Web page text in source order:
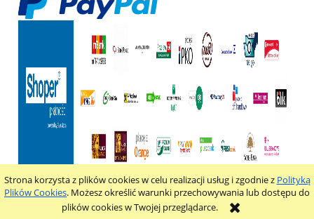
Strona korzysta z plików cookies w celu realizacji usług i zgodnie z Polityką
Plików Cookies. Możesz określić warunki przechowywania lub dostępu do
plików cookies w Twojej przeglądarce.
pokaż pełną wersję strony
Sklep internetowy Shoper.pl